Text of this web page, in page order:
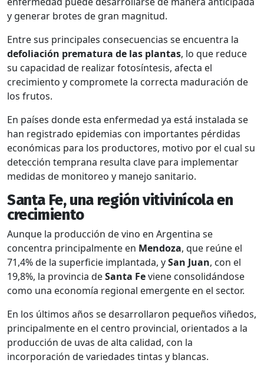
y generar brotes de gran magnitud.
Entre sus principales consecuencias se encuentra la
defoliación prematura de las plantas, lo que reduce
su capacidad de realizar fotosíntesis, afecta el
crecimiento y compromete la correcta maduración de
los frutos.
En países donde esta enfermedad ya está instalada se
han registrado epidemias con importantes pérdidas
económicas para los productores, motivo por el cual su
detección temprana resulta clave para implementar
medidas de monitoreo y manejo sanitario.
Santa Fe, una región vitivinícola en
crecimiento
Aunque la producción de vino en Argentina se
concentra principalmente en Mendoza, que reúne el
71,4% de la superficie implantada, ySan Juan, con el
19,8%, la provincia deSanta Feviene consolidándose
como una economía regional emergente en el sector.
En los últimos años se desarrollaron pequeños viñedos,
principalmente en el centro provincial, orientados a la
producción de uvas de alta calidad, con la
incorporación de variedades tintas y blancas.